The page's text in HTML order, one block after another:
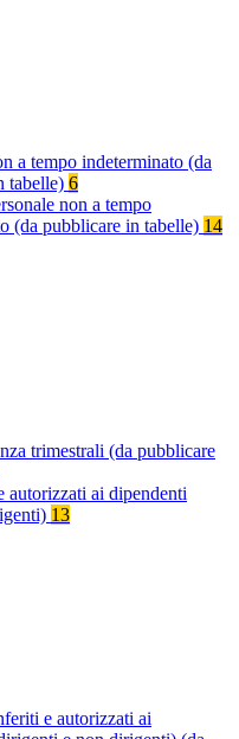
a tempo indeterminato (da
tabelle) 6
non a tempo
(da pubblicare in tabelle) 14
trimestrali (da pubblicare
autorizzati ai dipendenti
13
e autorizzati ai